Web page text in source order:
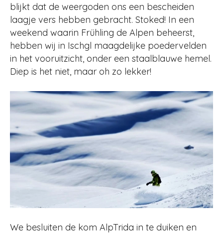
blijkt dat de weergoden ons een bescheiden
laagje vers hebben gebracht. Stoked! In een
weekend waarin Frühling de Alpen beheerst,
hebben wij in Ischgl maagdelijke poedervelden
in het vooruitzicht, onder een staalblauwe hemel.
Diep is het niet, maar oh zo lekker!
We besluiten de kom AlpTrida in te duiken en